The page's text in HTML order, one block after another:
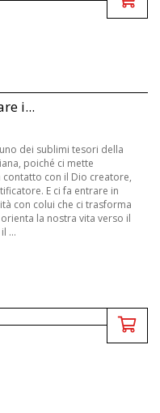
i...
dei sublimi tesori della
poiché ci mette
con il Dio creatore,
E ci fa entrare in
con colui che ci trasforma
la nostra vita verso il
...